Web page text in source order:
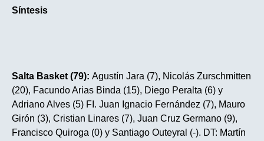
Síntesis
Salta Basket (79): Agustín Jara (7), Nicolás Zurschmitten
(20), Facundo Arias Binda (15), Diego Peralta (6) y
Adriano Alves (5) FI. Juan Ignacio Fernández (7), Mauro
Girón (3), Cristian Linares (7), Juan Cruz Germano (9),
Francisco Quiroga (0) y Santiago Outeyral (-). DT: Martín